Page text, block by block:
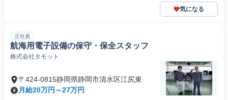
気になる
正社員
航海用電子設備の保守・保全スタッフ
株式会社タモット
〒424-0815静岡県静岡市清水区江尻東
月給20万円～27万円